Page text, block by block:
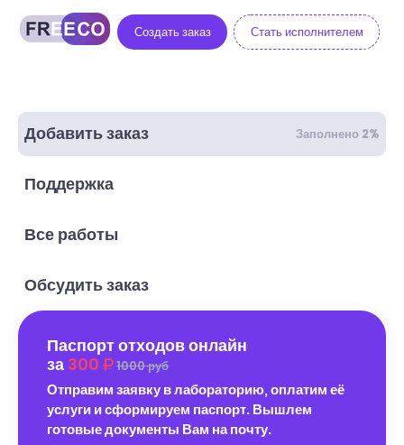
Создать заказ Стать исполнителем
Добавить заказ Заполнено 2%
Поддержка
Все работы
Обсудить заказ
Паспорт отходов онлайн
за 300 1000 руб
Отправим заявку в лабораторию, оплатим её
услуги и сформируем паспорт. Вышлем
готовые документы Вам на почту.